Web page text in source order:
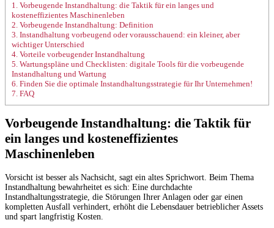
1. Vorbeugende Instandhaltung: die Taktik für ein langes und
kosteneffizientes Maschinenleben
2. Vorbeugende Instandhaltung: Definition
3. Instandhaltung vorbeugend oder vorausschauend: ein kleiner, aber
wichtiger Unterschied
4. Vorteile vorbeugender Instandhaltung
5. Wartungspläne und Checklisten: digitale Tools für die vorbeugende
Instandhaltung und Wartung
6. Finden Sie die optimale Instandhaltungs­strategie für Ihr Unternehmen!
7. FAQ
Vorbeugende Instandhaltung: die Taktik für
ein langes und kosteneffizientes
Maschinenleben
Vorsicht ist besser als Nachsicht, sagt ein altes Sprichwort. Beim Thema
Instandhaltung bewahrheitet es sich: Eine durchdachte
Instandhaltungsstrategie, die Störungen Ihrer Anlagen oder gar einen
kompletten Ausfall verhindert, erhöht die Lebensdauer betrieblicher Assets
und spart langfristig Kosten.